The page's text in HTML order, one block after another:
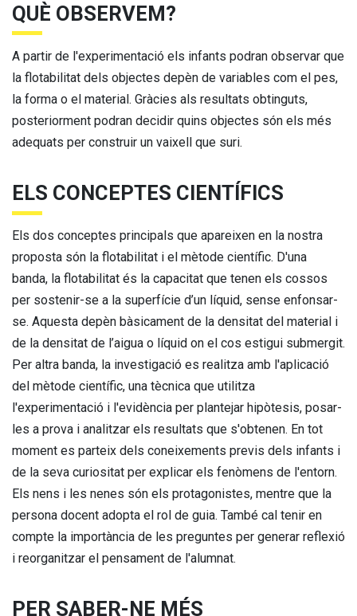
QUÈ OBSERVEM?
A partir de l'experimentació els infants podran observar que
la flotabilitat dels objectes depèn de variables com el pes,
la forma o el material. Gràcies als resultats obtinguts,
posteriorment podran decidir quins objectes són els més
adequats per construir un vaixell que suri.
ELS CONCEPTES CIENTÍFICS
Els dos conceptes principals que apareixen en la nostra
proposta són la flotabilitat i el mètode científic. D'una
banda, la flotabilitat és la capacitat que tenen els cossos
per sostenir-se a la superfície d’un líquid, sense enfonsar-
se. Aquesta depèn bàsicament de la densitat del material i
de la densitat de l’aigua o líquid on el cos estigui submergit.
Per altra banda, la investigació es realitza amb l'aplicació
del mètode científic, una tècnica que utilitza
l'experimentació i l'evidència per plantejar hipòtesis, posar-
les a prova i analitzar els resultats que s'obtenen. En tot
moment es parteix dels coneixements previs dels infants i
de la seva curiositat per explicar els fenòmens de l'entorn.
Els nens i les nenes són els protagonistes, mentre que la
persona docent adopta el rol de guia. També cal tenir en
compte la importància de les preguntes per generar reflexió
i reorganitzar el pensament de l'alumnat.
PER SABER-NE MÉS